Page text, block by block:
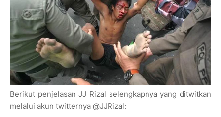
Berikut penjelasan JJ Rizal selengkapnya yang ditwitkan
melalui akun twitternya @JJRizal: